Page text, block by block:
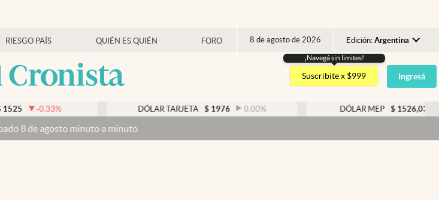
RIESGO PAÍS QUIÉN ES QUIÉN FORO 8 de agosto de 2026 Edición: Argentina
Argentina
España
USA
¡Navegá sin limites!
Suscribite x $999 Ingresá
% DÓLAR TARJETA $ 1976 0.00% DÓLAR MEP $ 1526,03 0.43%
minuto a minuto